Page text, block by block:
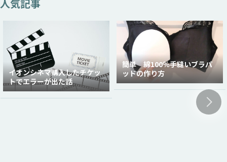
人気記事
イオンシネマ購入したチケッ
トでエラーが出た話
簡単 綿100％手縫いブラパ
ッドの作り方